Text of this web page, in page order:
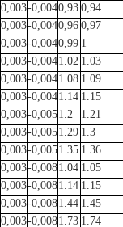
0,003-0,0040,93 0,94
0,003-0,0040,96 0,97
0,003-0,0040,99 1
0,003-0,0041.02 1.03
0,003-0,0041.08 1.09
0,003-0,0041.14 1.15
0,003-0,0051.2 1.21
0,003-0,0051.29 1.3
0,003-0,0051.35 1.36
0,003-0,0081.04 1.05
0,003-0,0081.14 1.15
0,003-0,0081.44 1.45
0,003-0,0081.73 1.74